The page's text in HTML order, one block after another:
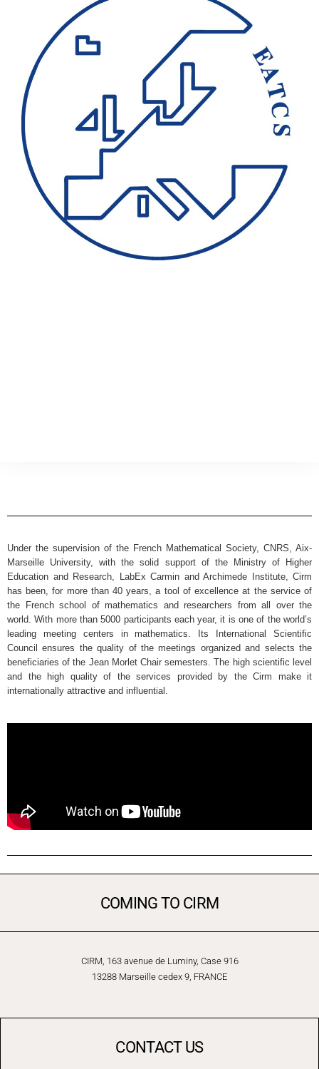
Under the supervision of the French Mathematical Society, CNRS, Aix-
Marseille University, with the solid support of the Ministry of Higher
Education and Research, LabEx Carmin and Archimede Institute, Cirm
has been, for more than 40 years, a tool of excellence at the service of
the French school of mathematics and researchers from all over the
world. With more than 5000 participants each year, it is one of the world’s
leading meeting centers in mathematics. Its International Scientific
Council ensures the quality of the meetings organized and selects the
beneficiaries of the Jean Morlet Chair semesters. The high scientific level
and the high quality of the services provided by the Cirm make it
internationally attractive and influential.
COMING TO CIRM
CIRM, 163 avenue de Luminy, Case 916
13288 Marseille cedex 9, FRANCE
CONTACT US